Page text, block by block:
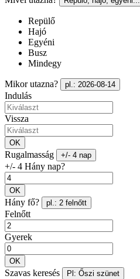
Repülő
Hajó
Egyéni
Busz
Mindegy
Mikor utazna? pl.: 2026-08-14
Indulás
Vissza
OK
Rugalmasság +/- 4 nap
+/- 4 Hány nap?
OK
Hány fő? pl.: 2 felnőtt
Felnőtt
Gyerek
OK
Szavas keresés Pl: Őszi szünet